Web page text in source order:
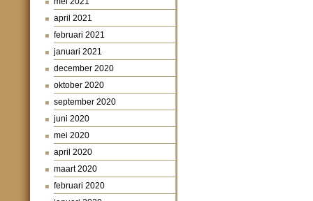
april 2021
februari 2021
januari 2021
december 2020
oktober 2020
september 2020
juni 2020
mei 2020
april 2020
maart 2020
februari 2020